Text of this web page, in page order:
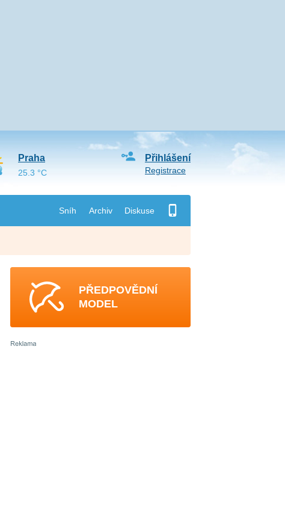
Sníh Archiv Diskuse
Přihlášení
Registrace
Praha
25.3 °C
PŘEDPOVĚDNÍ
MODEL